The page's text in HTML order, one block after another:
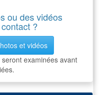
ou des vidéos
?
et vidéos
examinées avant